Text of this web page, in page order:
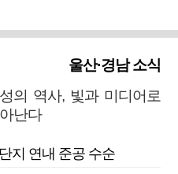
울산·경남 소식
의 역사, 빛과 미디어로
난다
지 연내 준공 수순